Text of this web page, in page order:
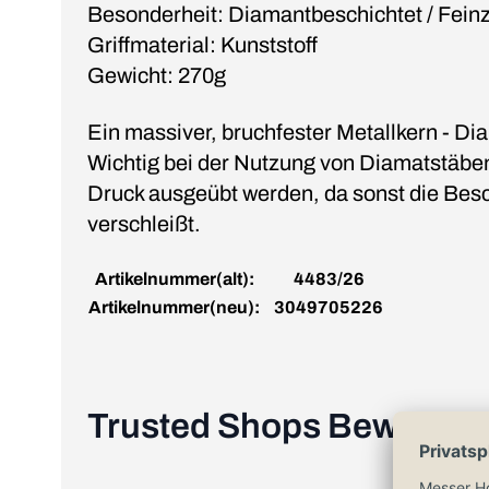
Besonderheit: Diamantbeschichtet /
Griffmaterial: Kunststoff
Gewicht: 270g
Ein massiver, bruchfester Metallkern -
Wichtig bei der Nutzung von
Druck ausgeübt werden, da sonst die
verschleißt.
Artikelnummer(alt):
4483/26
Artikelnummer(neu):
3049705226
Trusted Shops